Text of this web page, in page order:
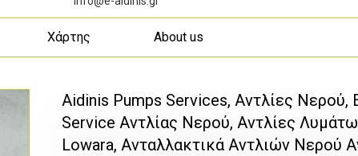
Χάρτης About us
Aidinis Pumps Services, Αντλίες Νερού,
Service Αντλίας Νερού, Αντλίες
Lowara, Ανταλλακτικά Αντλιών Νερού